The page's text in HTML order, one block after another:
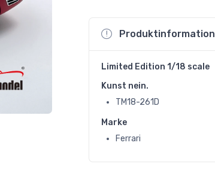
Produktinformation
Limited Edition 1/18 scale
Kunst nein.
TM18-261D
Marke
Ferrari